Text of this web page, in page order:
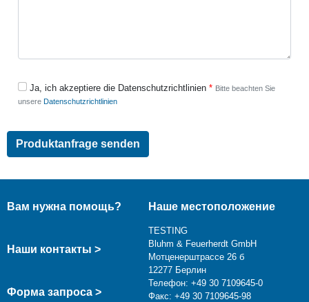
Ja, ich akzeptiere die Datenschutzrichtlinien
Bitte beachten Sie
unsere Datenschutzrichtlinien
Вам нужна помощь?
Наши контакты >
Форма запроса >
Наше местоположение
TESTING
Bluhm & Feuerherdt GmbH
Мотценерштрассе 26 б
12277 Берлин
Телефон: +49 30 7109645-0
Факс: +49 30 7109645-98